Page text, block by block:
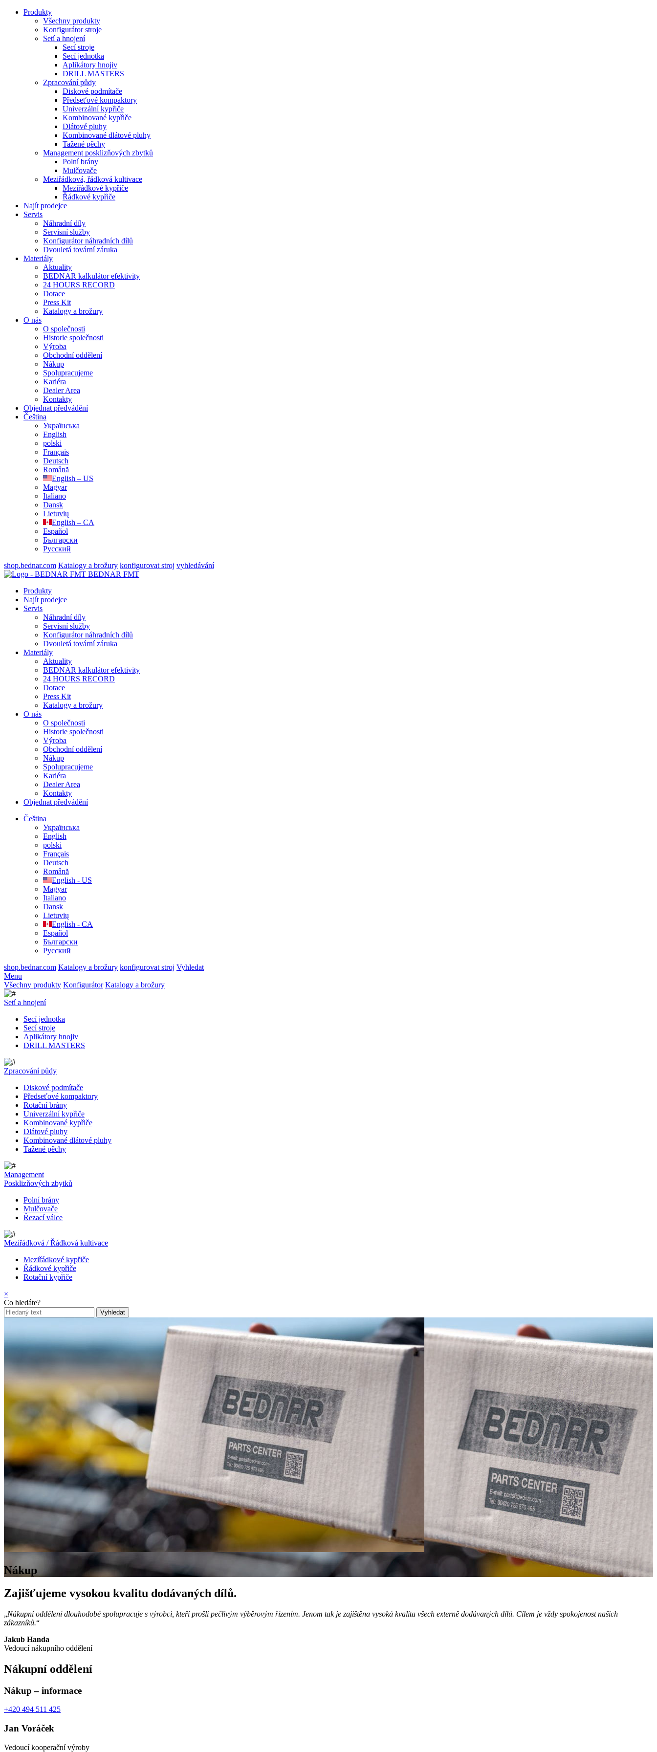
Produkty
Všechny produkty
Konfigurátor stroje
Setí a hnojení
Secí stroje
Secí jednotka
Aplikátory hnojiv
DRILL MASTERS
Zpracování půdy
Diskové podmítače
Předseťové kompaktory
Univerzální kypřiče
Kombinované kypřiče
Dlátové pluhy
Kombinované dlátové pluhy
Tažené pěchy
Management posklizňových zbytků
Polní brány
Mulčovače
Meziřádková, řádková kultivace
Meziřádkové kypřiče
Řádkové kypřiče
Najít prodejce
Servis
Náhradní díly
Servisní služby
Konfigurátor náhradních dílů
Dvouletá tovární záruka
Materiály
Aktuality
BEDNAR kalkulátor efektivity
24 HOURS RECORD
Dotace
Press Kit
Katalogy a brožury
O nás
O společnosti
Historie společnosti
Výroba
Obchodní oddělení
Nákup
Spolupracujeme
Kariéra
Dealer Area
Kontakty
Objednat předvádění
Čeština
Українська
English
polski
Français
Deutsch
Română
English – US
Magyar
Italiano
Dansk
Lietuvių
English – CA
Español
Български
Русский
shop.bednar.com Katalogy a brožury konfigurovat stroj vyhledávání
BEDNAR FMT
Produkty
Najít prodejce
Servis
Náhradní díly
Servisní služby
Konfigurátor náhradních dílů
Dvouletá tovární záruka
Materiály
Aktuality
BEDNAR kalkulátor efektivity
24 HOURS RECORD
Dotace
Press Kit
Katalogy a brožury
O nás
O společnosti
Historie společnosti
Výroba
Obchodní oddělení
Nákup
Spolupracujeme
Kariéra
Dealer Area
Kontakty
Objednat předvádění
Čeština
Українська
English
polski
Français
Deutsch
Română
English - US
Magyar
Italiano
Dansk
Lietuvių
English - CA
Español
Български
Русский
shop.bednar.com Katalogy a brožury konfigurovat stroj Vyhledat
Menu
Všechny produkty Konfigurátor Katalogy a brožury
Setí a hnojení
Secí jednotka
Secí stroje
Aplikátory hnojiv
DRILL MASTERS
Zpracování půdy
Diskové podmítače
Předseťové kompaktory
Rotační brány
Univerzální kypřiče
Kombinované kypřiče
Dlátové pluhy
Kombinované dlátové pluhy
Tažené pěchy
Management
Posklizňových zbytků
Polní brány
Mulčovače
Řezací válce
Meziřádková / Řádková kultivace
Meziřádkové kypřiče
Řádkové kypřiče
Rotační kypřiče
×
Co hledáte?
Nákup
Zajišťujeme vysokou kvalitu dodávaných dílů.
„Nákupní oddělení dlouhodobě spolupracuje s výrobci, kteří prošli pečlivým výběrovým řízením. Jenom tak je zajištěna vysoká kvalita všech externě dodávaných dílů. Cílem je vždy spokojenost našich
zákazníků.“
Jakub Handa
Vedoucí nákupního oddělení
Nákupní oddělení
Nákup – informace
+420 494 511 425
Jan Voráček
Vedoucí kooperační výroby